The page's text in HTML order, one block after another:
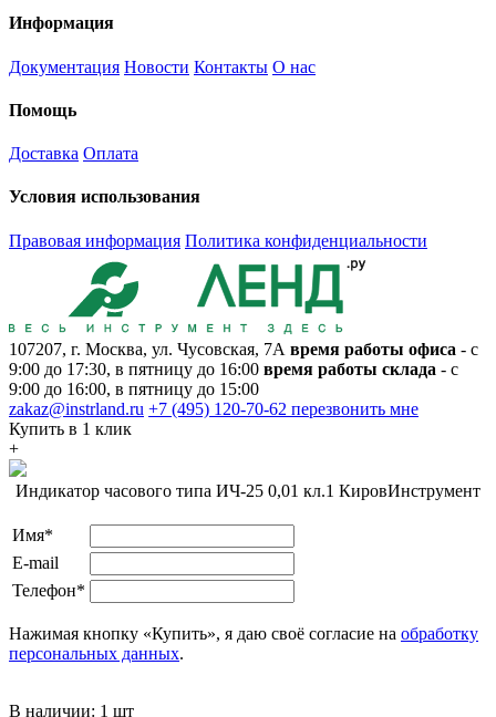
Информация
Документация Новости Контакты О нас
Помощь
Доставка Оплата
Условия использования
Правовая информация Политика конфиденциальности
107207, г. Москва, ул. Чусовская, 7А время работы офиса - с
9:00 до 17:30, в пятницу до 16:00 время работы склада - с
9:00 до 16:00, в пятницу до 15:00
zakaz@instrland.ru +7 (495) 120-70-62 перезвонить мне
Купить в 1 клик
+
Индикатор часового типа ИЧ-25 0,01 кл.1 КировИнструмент
Имя*
E-mail
Телефон*
Нажимая кнопку «Купить», я даю своё согласие на обработку
персональных данных.
В наличии: 1 шт